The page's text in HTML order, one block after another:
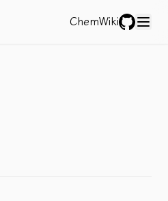
ChemWiki